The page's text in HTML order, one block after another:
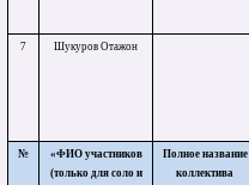
7 Шукуров Отажон
№
«ФИО участников
(только для соло и
Полное название
коллектива